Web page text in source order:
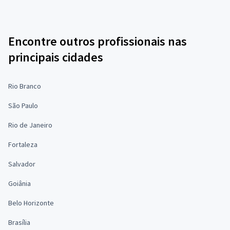
Encontre outros profissionais nas
principais cidades
Rio Branco
São Paulo
Rio de Janeiro
Fortaleza
Salvador
Goiânia
Belo Horizonte
Brasília